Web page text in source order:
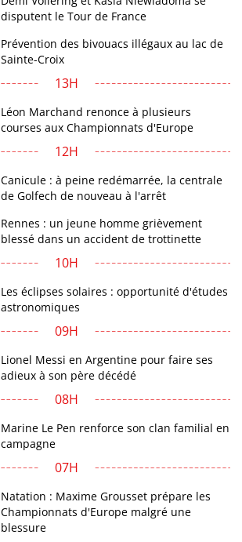
disputent le Tour de France
Prévention des bivouacs illégaux au lac de
Sainte-Croix
13H
Léon Marchand renonce à plusieurs
courses aux Championnats d'Europe
12H
Canicule : à peine redémarrée, la centrale
de Golfech de nouveau à l'arrêt
Rennes : un jeune homme grièvement
blessé dans un accident de trottinette
10H
Les éclipses solaires : opportunité d'études
astronomiques
09H
Lionel Messi en Argentine pour faire ses
adieux à son père décédé
08H
Marine Le Pen renforce son clan familial en
campagne
07H
Natation : Maxime Grousset prépare les
Championnats d'Europe malgré une
blessure